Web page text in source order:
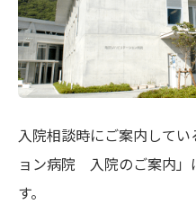
入院相談時にご案内して
ョン病院 入院のご案内」
す。